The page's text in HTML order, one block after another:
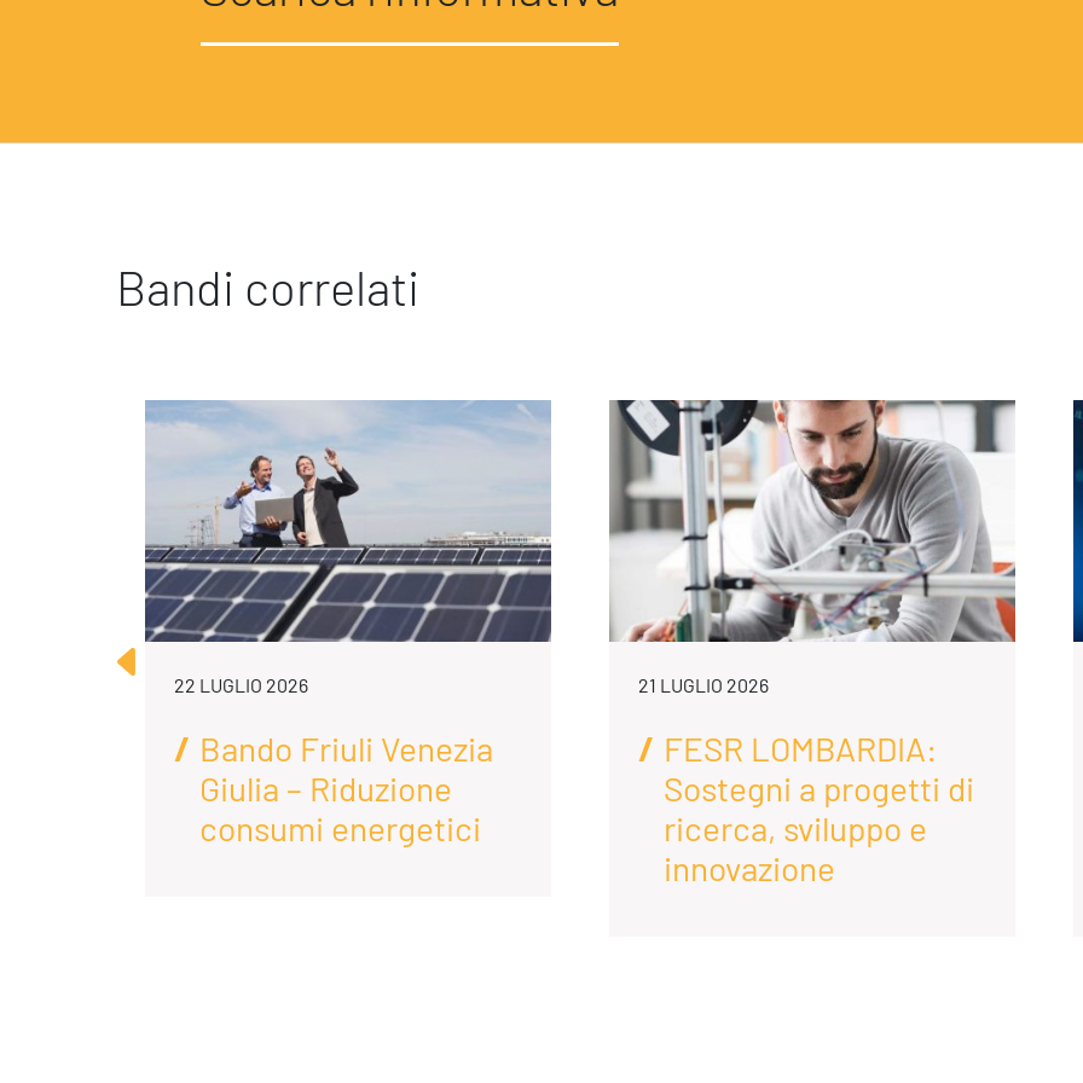
Bandi correlati
22 LUGLIO 2026
Bando Friuli Venezia
Giulia – Riduzione
consumi energetici
21 LUGLIO 2026
FESR LOMBARDIA:
Sostegni a progetti di
ricerca, sviluppo e
innovazione